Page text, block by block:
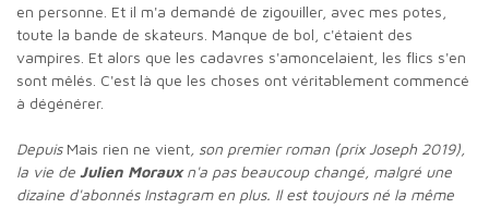
en personne. Et il m'a demandé de zigouiller, avec mes potes,
toute la bande de skateurs. Manque de bol, c'étaient des
vampires. Et alors que les cadavres s'amoncelaient, les flics s'en
sont mêlés. C'est là que les choses ont véritablement commencé
à dégénérer.
Depuis Mais rien ne vient , son premier roman (prix Joseph 2019),
la vie de Julien Morauxn'a pas beaucoup changé, malgré une
dizaine d'abonnés Instagram en plus. Il est toujours né la même